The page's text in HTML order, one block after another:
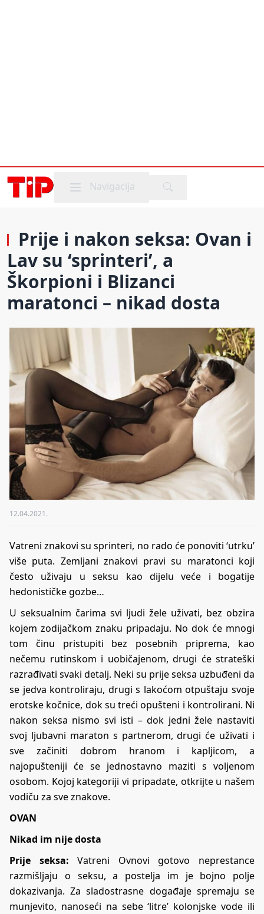
Mobile menu
Navigacija
Prije i nakon seksa: Ovan i
Lav su ‘sprinteri’, a
Škorpioni i Blizanci
maratonci – nikad dosta
12.04.2021.
Vatreni znakovi su sprinteri, no rado će ponoviti ‘utrku’
više puta. Zemljani znakovi pravi su maratonci koji
često uživaju u seksu kao dijelu veće i bogatije
hedonističke gozbe…
U seksualnim čarima svi ljudi žele uživati, bez obzira
kojem zodijačkom znaku pripadaju. No dok će mnogi
tom činu pristupiti bez posebnih priprema, kao
nečemu rutinskom i uobičajenom, drugi će strateški
razrađivati svaki detalj. Neki su prije seksa uzbuđeni da
se jedva kontroliraju, drugi s lakoćom otpuštaju svoje
erotske kočnice, dok su treći opušteni i kontrolirani. Ni
nakon seksa nismo svi isti – dok jedni žele nastaviti
svoj ljubavni maraton s partnerom, drugi će uživati i
sve začiniti dobrom hranom i kapljicom, a
najopušteniji će se jednostavno maziti s voljenom
osobom. Kojoj kategoriji vi pripadate, otkrijte u našem
vodiču za sve znakove.
OVAN
Nikad im nije dosta
Prije seksa:Vatreni Ovnovi gotovo neprestance
razmišljaju o seksu, a postelja im je bojno polje
dokazivanja. Za sladostrasne događaje spremaju se
munjevito, nanoseći na sebe ‘litre’ kolonjske vode ili